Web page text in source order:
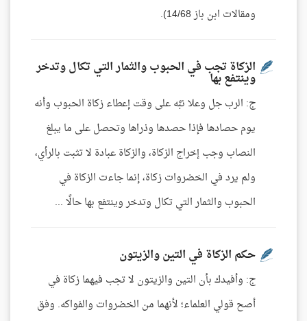
ومقالات ابن باز 14/68).
الزكاة تجب في الحبوب والثمار التي تكال وتدخر
وينتفع بها
ج: الرب جل وعلا نبَّه على وقت إعطاء زكاة الحبوب وأنه
يوم حصادها فإذا حصدها وذراها وتحصل على ما يبلغ
النصاب وجب إخراج الزكاة، والزكاة عبادة لا تثبت بالرأي،
ولم يرد في الخضروات زكاة، إنما جاءت الزكاة في
الحبوب والثمار التي تكال وتدخر وينتفع بها حالًا ...
حكم الزكاة في التين والزيتون
ج: وأفيدك بأن التين والزيتون لا تجب فيهما زكاة في
أصح قولي العلماء؛ لأنهما من الخضروات والفواكه. وفق